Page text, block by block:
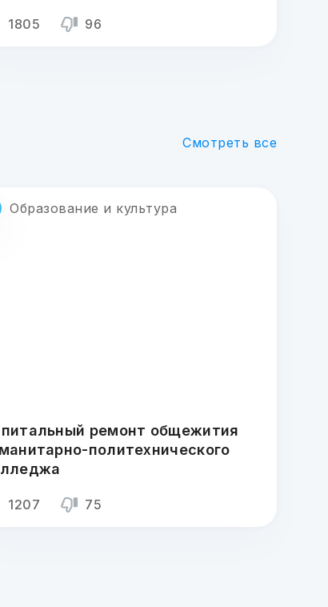
1805 96
Смотреть все
Образование и культура
ремонт общежития
политехнического
1207 75